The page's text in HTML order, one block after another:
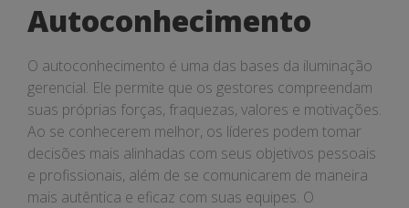
Autoconhecimento
O autoconhecimento é uma das bases da iluminação
gerencial. Ele permite que os gestores compreendam
suas próprias forças, fraquezas, valores e motivações.
Ao se conhecerem melhor, os líderes podem tomar
decisões mais alinhadas com seus objetivos pessoais
e profissionais, além de se comunicarem de maneira
mais autêntica e eficaz com suas equipes. O